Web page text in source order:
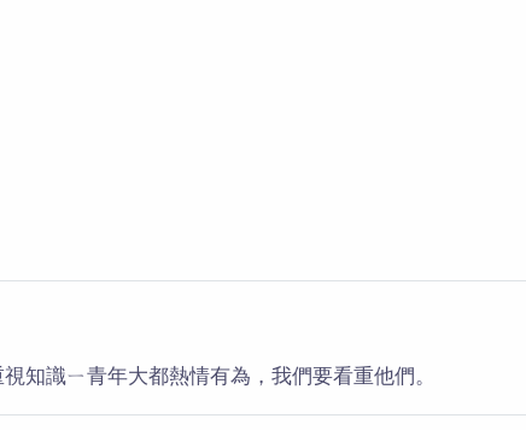
知識ㄧ青年大都熱情有為，我們要看重他們。